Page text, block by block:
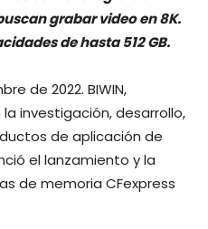
grabar video en 8K.
de hasta 512 GB.
de 2022. BIWIN,
investigación, desarrollo,
de aplicación de
el lanzamiento y la
de memoria CFexpress